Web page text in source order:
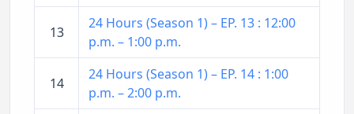
13
24 Hours (Season 1) – EP. 13 : 12:00
p.m. – 1:00 p.m.
14
24 Hours (Season 1) – EP. 14 : 1:00
p.m. – 2:00 p.m.